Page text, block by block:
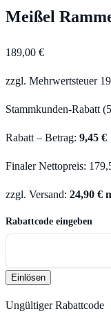
Meißel
189,00 €
zzgl. Mehrwertsteuer
Stammkunden-Rabatt
Rabatt – Betrag: 9,45 €
Finaler Nettopreis:
zzgl. Versand: 24,90 €
Rabattcode eingeben
Einlösen
Ungültiger Rabattcode